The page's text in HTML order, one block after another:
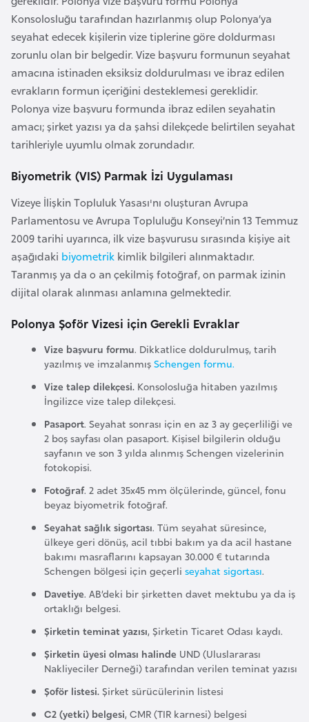
Konsolosluğu tarafından hazırlanmış olup Polonya’ya
seyahat edecek kişilerin vize tiplerine göre doldurması
zorunlu olan bir belgedir. Vize başvuru formunun seyahat
amacına istinaden eksiksiz doldurulması ve ibraz edilen
evrakların formun içeriğini desteklemesi gereklidir.
Polonya vize başvuru formunda ibraz edilen seyahatin
amacı; şirket yazısı ya da şahsi dilekçede belirtilen seyahat
tarihleriyle uyumlu olmak zorundadır.
Biyometrik (VIS) Parmak İzi Uygulaması
Vizeye İlişkin Topluluk Yasası'nı oluşturan Avrupa
Parlamentosu ve Avrupa Topluluğu Konseyi’nin 13 Temmuz
2009 tarihi uyarınca, ilk vize başvurusu sırasında kişiye ait
aşağıdaki biyometrik kimlik bilgileri alınmaktadır.
Taranmış ya da o an çekilmiş fotoğraf, on parmak izinin
dijital olarak alınması anlamına gelmektedir.
Polonya Şoför Vizesi için Gerekli Evraklar
Vize başvuru formu. Dikkatlice doldurulmuş, tarih
yazılmış ve imzalanmışSchengen formu.
Vize talep dilekçesi. Konsolosluğa hitaben yazılmış
İngilizce vize talep dilekçesi.
Pasaport. Seyahat sonrası için en az 3 ay geçerliliği ve
2 boş sayfası olan pasaport. Kişisel bilgilerin olduğu
sayfanın ve son 3 yılda alınmış Schengen vizelerinin
fotokopisi.
Fotoğraf. 2 adet 35x45 mm ölçülerinde, güncel, fonu
beyaz biyometrik fotoğraf.
Seyahat sağlık sigortası. Tüm seyahat süresince,
ülkeye geri dönüş, acil tıbbi bakım ya da acil hastane
bakımı masraflarını kapsayan 30.000 € tutarında
Schengen bölgesi için geçerli seyahat sigortası.
Davetiye. AB’deki bir şirketten davet mektubu ya da iş
ortaklığı belgesi.
Şirketin teminat yazısı, Şirketin Ticaret Odası kaydı.
Şirketin üyesi olması halinde UND (Uluslararası
Nakliyeciler Derneği) tarafından verilen teminat yazısı
Şoför listesi.Şirket sürücülerinin listesi
C2 (yetki) belgesi, CMR (TIR karnesi) belgesi
l
g
a
r
s
t
a
n
u
r
k
i
n
a
F